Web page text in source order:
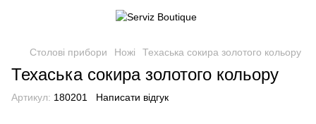
Столові прибори Ножі Техаська сокира золотого кольору
Техаська сокира золотого кольору
Артикул: 180201 Написати відгук